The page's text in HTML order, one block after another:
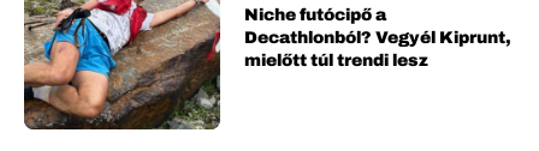
Niche futócipő a
Decathlonból? Vegyél Kiprunt,
mielőtt túl trendi lesz